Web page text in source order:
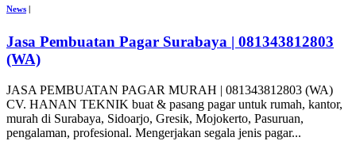
News
Jasa Pembuatan Pagar Surabaya | 081343812803
(WA)
JASA PEMBUATAN PAGAR MURAH | 081343812803 (WA)
CV. HANAN TEKNIK buat & pasang pagar untuk rumah, kantor,
murah di Surabaya, Sidoarjo, Gresik, Mojokerto, Pasuruan,
pengalaman, profesional. Mengerjakan segala jenis pagar...